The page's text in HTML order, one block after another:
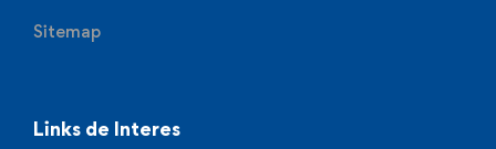
Sitemap
Links de Interes